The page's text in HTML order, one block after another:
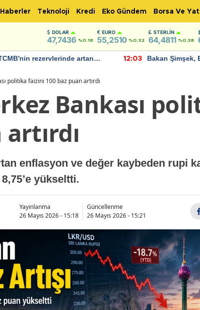
Haberler Teknoloji Kredi Eko Gündem Borsa Ve
DOLAR
47,7436 %0.18
EURO
55,2510 %0.32
STERLIN
64,4811 %0.38
rezervlerinde artan
12:03
Bakan Şimşek,
politika faizini 100 baz puan artırdı
Bankası
enflasyon ve değer kaybeden rupi
yükseltti.
Yayınlanma
26 Mayıs 2026 - 15:18
Güncellenme
26 Mayıs 2026 - 15:21